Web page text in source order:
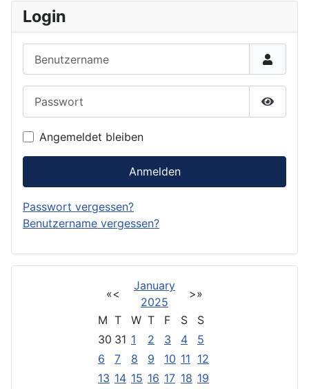
Login
Angemeldet bleiben
Anmelden
Passwort vergessen?
Benutzername vergessen?
«<
January
2025
>»
M T W T F S
S
30 31 1 2 3 4
5
6
7 8 9 10 11 12
13 14 15 16 17 18 19